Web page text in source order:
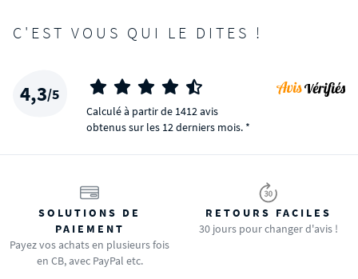
C'EST VOUS QUI LE DITES !
4,3/5
Calculé à partir de 1412 avis
obtenus sur les 12 derniers mois. *
SOLUTIONS DE
PAIEMENT
Payez vos achats en plusieurs fois
en CB, avec PayPal etc.
RETOURS FACILES
30 jours pour changer d'avis !